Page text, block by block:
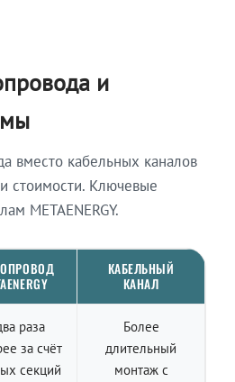
и
вместо кабельных каналов
стоимости. Ключевые
METAENERGY.
КАБЕЛЬНЫЙ
КАНАЛ
раза
за счёт
секций
Более
длительный
монтаж с